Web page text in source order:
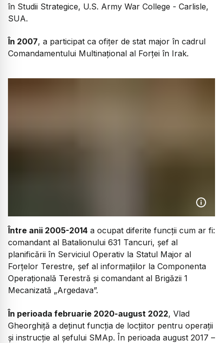
în Studii Strategice, U.S. Army War College - Carlisle,
SUA.
În 2007, a participat ca ofiţer de stat major în cadrul
Comandamentului Multinaţional al Forţei în Irak.
Între anii 2005-2014 a ocupat diferite funcţii cum ar fi:
comandant al Batalionului 631 Tancuri, şef al
planificării în Serviciul Operativ la Statul Major al
Forţelor Terestre, şef al informaţiilor la Componenta
Operaţională Terestră şi comandant al Brigăzii 1
Mecanizată „Argedava”.
În perioada februarie 2020-august 2022, Vlad
Gheorghiță a deţinut funcţia de locţiitor pentru operaţii
şi instrucţie al şefului SMAp. În perioada august 2017 –